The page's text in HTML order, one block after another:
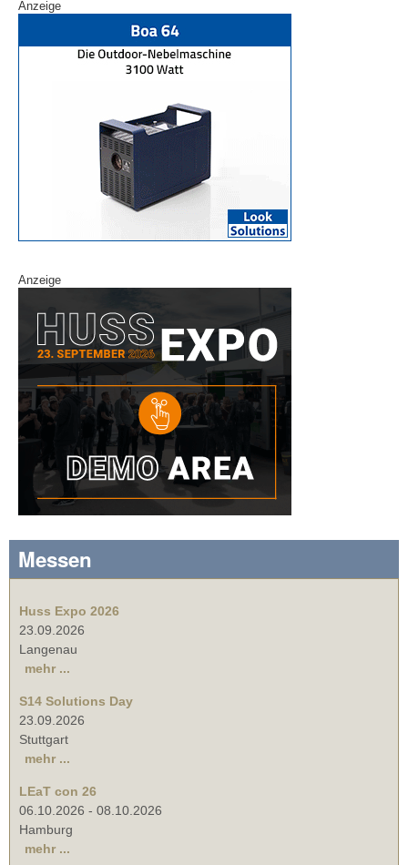
Anzeige
Anzeige
Messen
Huss Expo 2026
23.09.2026
Langenau
mehr ...
S14 Solutions Day
23.09.2026
Stuttgart
mehr ...
LEaT con 26
06.10.2026 - 08.10.2026
Hamburg
mehr ...